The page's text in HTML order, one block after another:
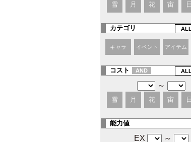
雪 月 花 宙 日
カテゴリ
キャラ イベント アイテム
コスト AND
～
雪 月 花 宙 日
能力値
EX
～